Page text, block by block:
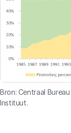
Bron: Centraal
Instituut.